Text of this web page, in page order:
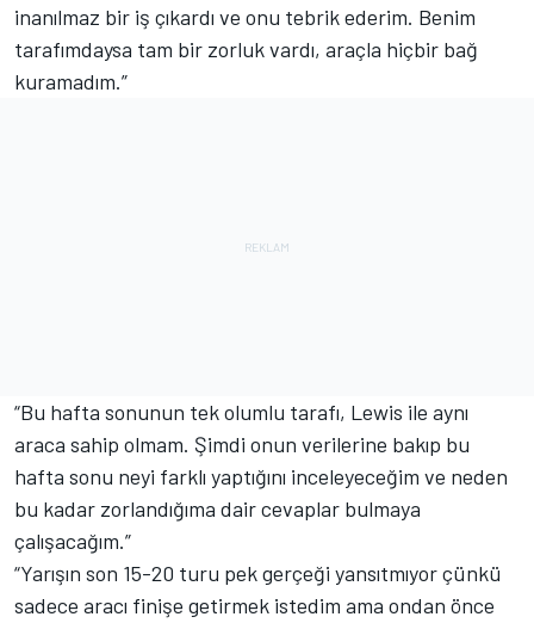
inanılmaz bir iş çıkardı ve onu tebrik ederim. Benim
tarafımdaysa tam bir zorluk vardı, araçla hiçbir bağ
kuramadım.”
“Bu hafta sonunun tek olumlu tarafı, Lewis ile aynı
araca sahip olmam. Şimdi onun verilerine bakıp bu
hafta sonu neyi farklı yaptığını inceleyeceğim ve neden
bu kadar zorlandığıma dair cevaplar bulmaya
çalışacağım.”
“Yarışın son 15-20 turu pek gerçeği yansıtmıyor çünkü
sadece aracı finişe getirmek istedim ama ondan önce